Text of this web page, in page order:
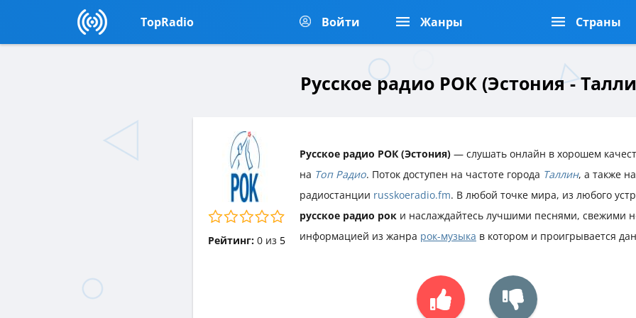
TopRadio Войти Жанры Страны
Русское радио РОК (Эстония -
Рейтинг: 0из 5
Русское радио РОК (Эстония) — слушать онлайн в хорошем
на Топ Радио. Поток доступен на частоте города Таллин, а также
радиостанции russkoeradio.fm. В любой точке мира, из любого
русское радио рок и наслаждайтесь лучшими песнями, свежими
информацией из жанра рок-музыка в котором и проигрывается